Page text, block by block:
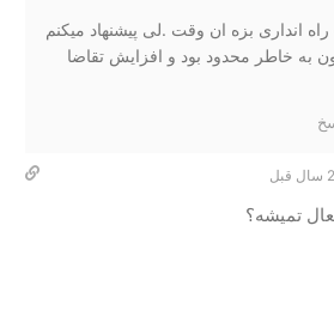
هر وقت پروژه dex راه انداری بزه ان وقت .لی پیشنهاد میکنم
به خاطر محدود بود و افزایش تقاضا
تمیشه؟